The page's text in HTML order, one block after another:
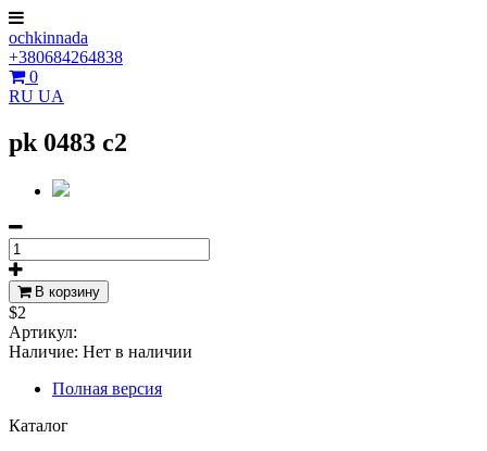
ochkinnada
+380684264838
0
RU UA
pk 0483 c2
В корзину
$2
Артикул:
Наличие: Нет в наличии
Полная версия
Каталог